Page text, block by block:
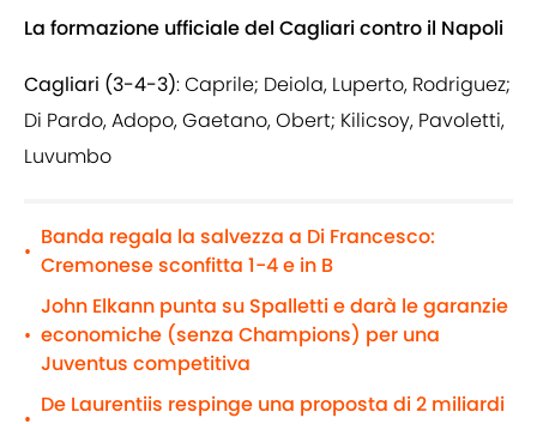
La formazione ufficiale del Cagliari contro il Napoli
Cagliari (3-4-3): Caprile; Deiola, Luperto, Rodriguez;
Di Pardo, Adopo, Gaetano, Obert; Kilicsoy, Pavoletti,
Luvumbo
•
Banda regala la salvezza a Di Francesco:
Cremonese sconfitta 1-4 e in B
•
John Elkann punta su Spalletti e darà le garanzie
economiche (senza Champions) per una
Juventus competitiva
De Laurentiis respinge una proposta di 2 miliardi